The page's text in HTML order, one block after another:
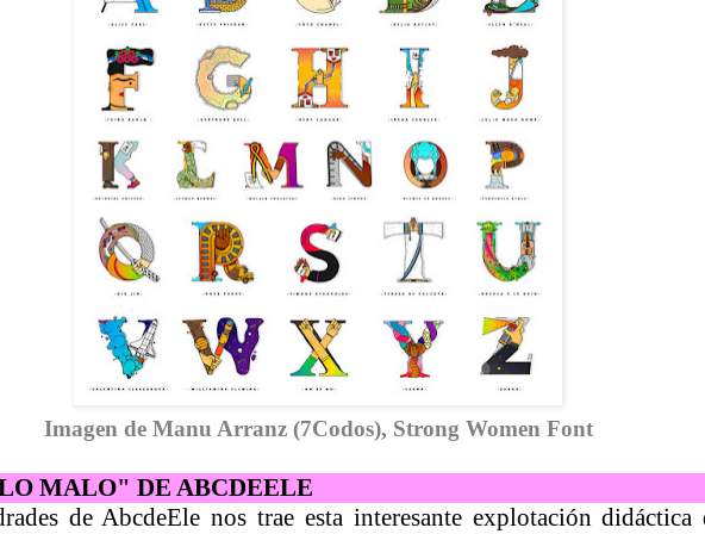
Imagen de Manu Arranz (7Codos), Strong Women Font
MALO" DE ABCDEELE
de AbcdeEle nos trae esta interesante explotación